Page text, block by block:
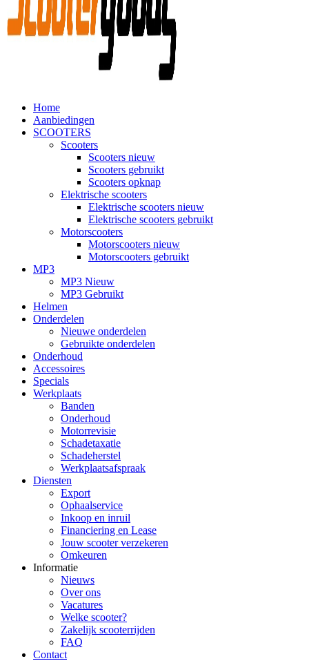
Home
Aanbiedingen
SCOOTERS
Scooters
Scooters nieuw
Scooters gebruikt
Scooters opknap
Elektrische scooters
Elektrische scooters nieuw
Elektrische scooters gebruikt
Motorscooters
Motorscooters nieuw
Motorscooters gebruikt
MP3
MP3 Nieuw
MP3 Gebruikt
Helmen
Onderdelen
Nieuwe onderdelen
Gebruikte onderdelen
Onderhoud
Accessoires
Specials
Werkplaats
Banden
Onderhoud
Motorrevisie
Schadetaxatie
Schadeherstel
Werkplaatsafspraak
Diensten
Export
Ophaalservice
Inkoop en inruil
Financiering en Lease
Jouw scooter verzekeren
Omkeuren
Informatie
Nieuws
Over ons
Vacatures
Welke scooter?
Zakelijk scooterrijden
FAQ
Contact